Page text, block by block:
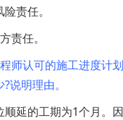
责任。
责任。
师认可的施工进度计
说明理由。
顺延的工期为1个月。